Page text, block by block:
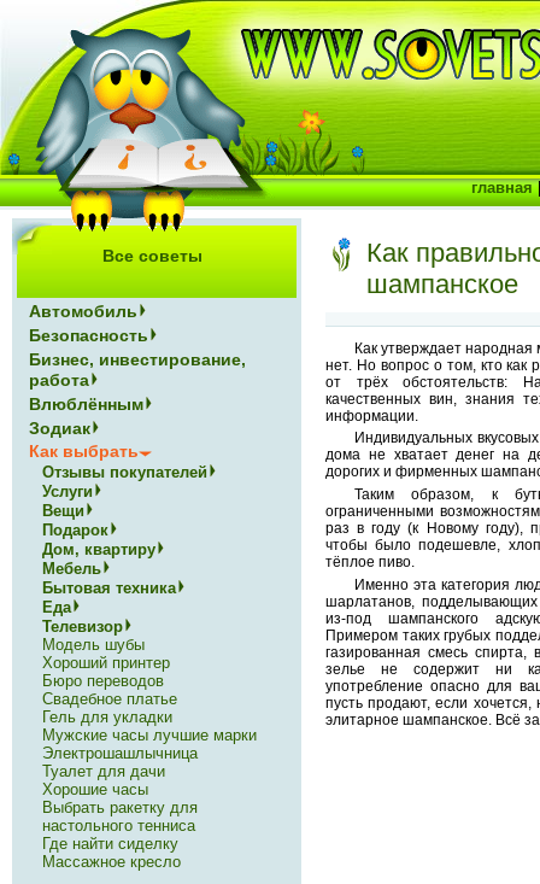
Как
шампанское
Как утверждает народная
нет. Но вопрос о том, кто как
от трёх обстоятельств:
качественных вин, знания
информации.
Индивидуальных
дома не хватает денег на
дорогих и фирменных
Таким образом, к
ограниченными
раз в году (к Новому году),
чтобы было подешевле,
тёплое пиво.
Именно эта категория
шарлатанов,
из-под шампанского
Примером таких грубых
газированная смесь
зелье не содержит ни
употребление опасно для
пусть продают, если
элитарное шампанское. Всё
Все советы
Автомобиль
Безопасность
Бизнес, инвестирование,
работа
Влюблённым
Зодиак
Как выбрать
Отзывы покупателей
Услуги
Вещи
Подарок
Дом, квартиру
Мебель
Бытовая техника
Еда
Телевизор
Модель шубы
Хороший принтер
Бюро переводов
Свадебное платье
Гель для укладки
Мужские часы лучшие марки
Электрошашлычница
Туалет для дачи
Хорошие часы
Выбрать ракетку для
настольного тенниса
Где найти сиделку
Массажное кресло
главная